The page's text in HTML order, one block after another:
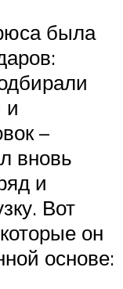
была
и
–
вновь
и
Вот
он
основе: